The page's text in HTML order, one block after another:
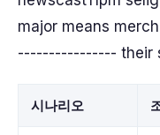
major means
---------------- their
시나리오